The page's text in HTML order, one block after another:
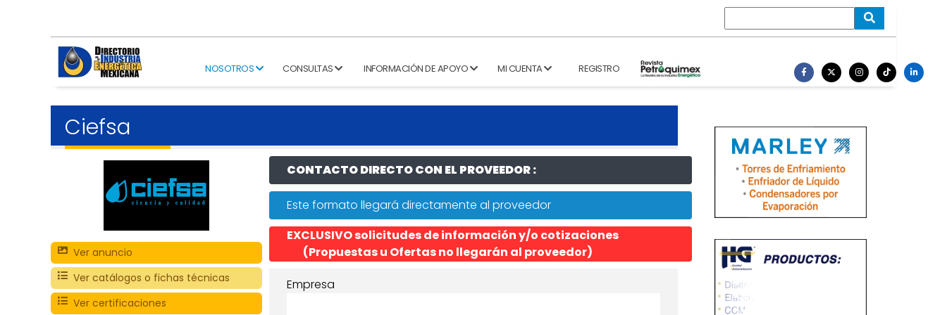
NOSOTROS CONSULTAS INFORMACIÓN DE APOYO MI CUENTA REGISTRO
Ciefsa
Ver anuncio
Ver catálogos o fichas técnicas
Ver certificaciones
CONTACTO DIRECTO CON EL PROVEEDOR :
Este formato llegará directamente al proveedor
EXCLUSIVO solicitudes de información y/o cotizaciones
(Propuestas u Ofertas no llegarán al proveedor)
Empresa